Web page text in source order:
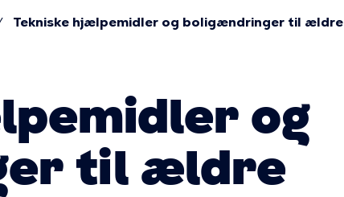
Tekniske hjælpemidler og boligændringer til ældre
og
til ældre